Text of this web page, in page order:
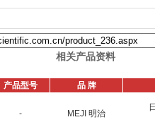
相关产品资料
产品型号 品 牌
- MEJI 明治